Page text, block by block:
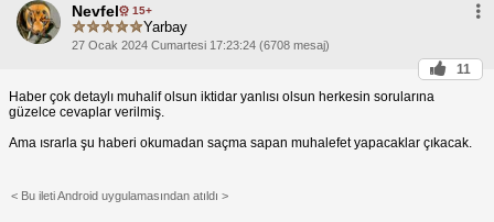
Nevfel 15+
Yarbay
27 Ocak 2024 Cumartesi 17:23:24 (6708 mesaj)
11
Haber çok detaylı muhalif olsun iktidar yanlısı olsun herkesin sorularına
güzelce cevaplar verilmiş.
Ama ısrarla şu haberi okumadan saçma sapan muhalefet yapacaklar çıkacak.
< Bu ileti Android uygulamasından atıldı >